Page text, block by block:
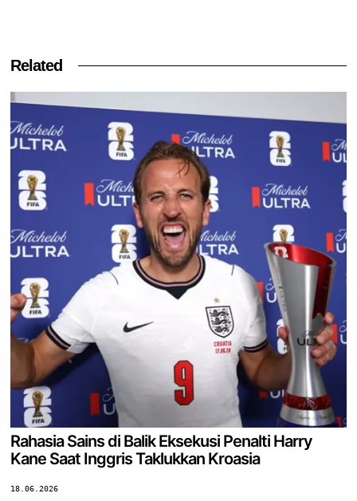
Related
Rahasia Sains di Balik Eksekusi Penalti Harry
Kane Saat Inggris Taklukkan Kroasia
18.06.2026